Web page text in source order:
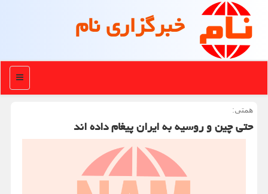
خبرگزاری نام
منو
همتی:
حتی چین و روسیه به ایران پیغام داده اند